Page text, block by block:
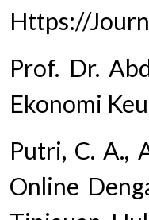
Https://
Prof. Dr.
Ekonomi
Putri, C. A.,
Online